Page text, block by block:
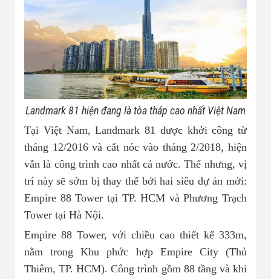
Landmark 81 hiện đang là tòa tháp cao nhất Việt Nam
Tại Việt Nam, Landmark 81 được khởi công từ
tháng 12/2016 và cất nóc vào tháng 2/2018, hiện
vẫn là công trình cao nhất cả nước. Thế nhưng, vị
trí này sẽ sớm bị thay thế bởi hai siêu dự án mới:
Empire 88 Tower tại TP. HCM và Phương Trạch
Tower tại Hà Nội.
Empire 88 Tower, với chiều cao thiết kế 333m,
nằm trong Khu phức hợp Empire City (Thủ
Thiêm, TP. HCM). Công trình gồm 88 tầng và khi